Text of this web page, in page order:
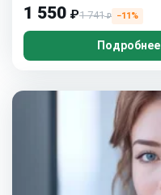
1 550 ₽1 741₽ −11%
Подробнее